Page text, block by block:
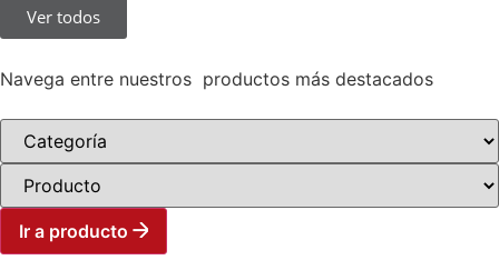
Ver todos
Navega entre nuestros productos más destacados
Ir a producto